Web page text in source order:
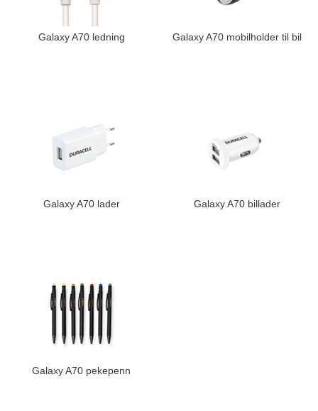
Galaxy A70 ledning Galaxy A70 mobilholder til bil
Galaxy A70 lader Galaxy A70 billader
Galaxy A70 pekepenn